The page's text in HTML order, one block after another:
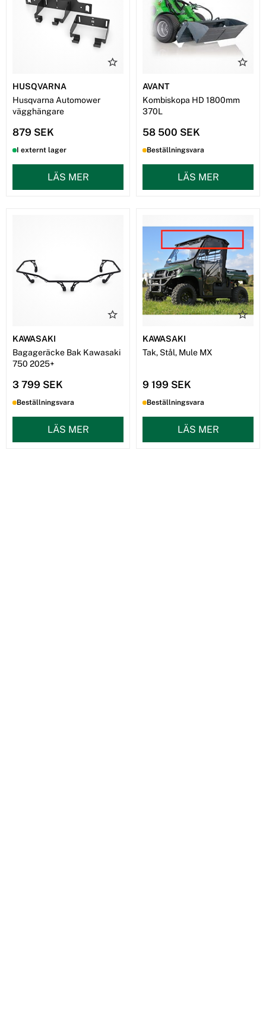
HUSQVARNA
Husqvarna Automower
vägghängare
879 SEK
I externt lager
LÄS MER
AVANT
Kombiskopa HD 1800mm
370L
58 500 SEK
Beställningsvara
LÄS MER
KAWASAKI
Bagageräcke Bak Kawasaki
750 2025+
3 799 SEK
Beställningsvara
LÄS MER
KAWASAKI
Tak, Stål, Mule MX
9 199 SEK
Beställningsvara
LÄS MER